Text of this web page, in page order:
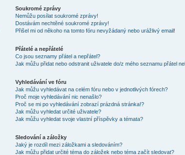
Soukromé zprávy
Nemůžu posílat soukromé zprávy!
Dostávám nechtěné soukromé zprávy!
Přišel mi od někoho na tomto fóru nevyžádaný nebo urážlivý email!
Přátelé a nepřátelé
Co jsou seznamy přátel a nepřátel?
Jak můžu přidat nebo odstranit uživatele do/z mého seznamu přátel
Vyhledávání ve fóru
Jak můžu vyhledávat na celém fóru nebo v jednotlivých fórech?
Proč moje vyhledávání nic nenašlo?
Proč se mi po vyhledávání zobrazí prázdná stránka!?
Jak můžu vyhledat určité uživatele?
Jak můžu vyhledat svoje vlastní příspěvky a témata?
Sledování a záložky
Jaký je rozdíl mezi záložkami a sledováním?
Jak můžu přidat určité téma do záložek nebo téma začít sledovat?